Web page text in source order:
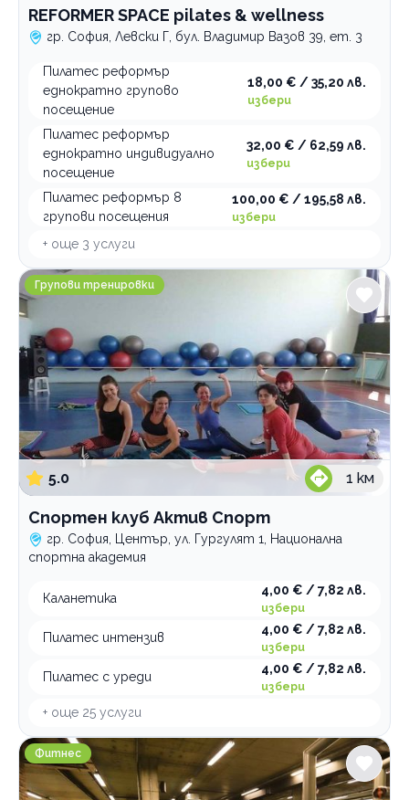
REFORMER SPACE pilates & wellness
гр. София, Левски Г, бул. Владимир Вазов 39, ет. 3
Пилатес реформър
еднократно групово
посещение
18,00 € / 35,20 лв.
избери
Пилатес реформър
еднократно индивидуално
посещение
32,00 € / 62,59 лв.
избери
Пилатес реформър 8
групови посещения
100,00 € / 195,58 лв.
избери
+ още 3 услуги
Спортен клуб Актив Спорт
Групови тренировки
5.0 1 км
Спортен клуб Актив Спорт
гр. София, Център, ул. Гургулят 1, Национална
спортна академия
Каланетика
4,00 € / 7,82 лв.
избери
Пилатес интензив
4,00 € / 7,82 лв.
избери
Пилатес с уреди
4,00 € / 7,82 лв.
избери
+ още 25 услуги
Атлетик Студентски град
Фитнес